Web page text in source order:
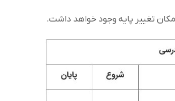
تغییر پایه وجود خواهد داشت.